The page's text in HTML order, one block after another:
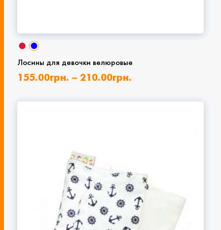
Лосины для девочки велюровые
155.00грн. – 210.00грн.